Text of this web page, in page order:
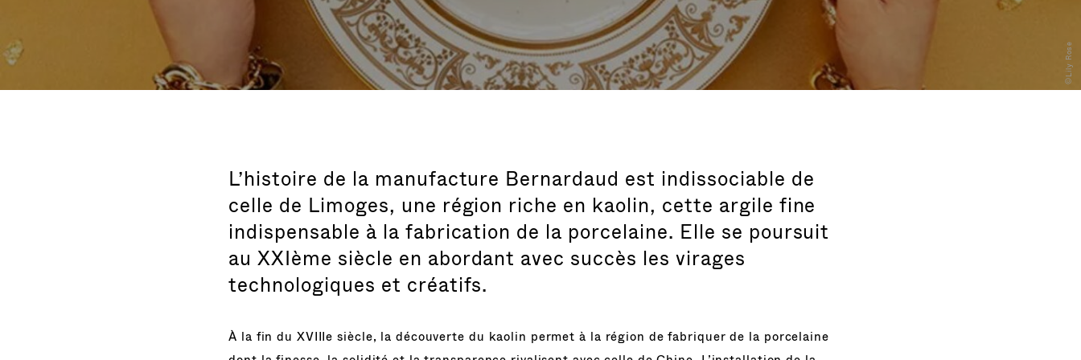
©Lily Rose
L’histoire de la manufacture Bernardaud est indissociable de
celle de Limoges, une région riche en kaolin, cette argile fine
indispensable à la fabrication de la porcelaine. Elle se poursuit
au XXIème siècle en abordant avec succès les virages
technologiques et créatifs.
À la fin du XVIIIe siècle, la découverte du kaolin permet à la région de fabriquer de la porcelaine